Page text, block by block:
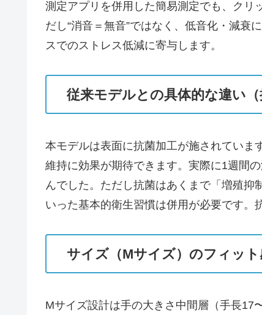
測定アプリを併用した簡易測定でも、クリ
だし“消音＝無音”ではなく、低音化・減衰
スでのストレス低減に寄与します。
従来モデルとの具体的な違い（
本モデルは表面に抗菌加工が施されていま
維持に効果が期待できます。実際に1週間
んでした。ただし抗菌はあくまで「増殖抑
いった基本的衛生習慣は併用が必要です。
サイズ（Mサイズ）のフィッ
Mサイズ設計は手の大きさ中間層（手長17